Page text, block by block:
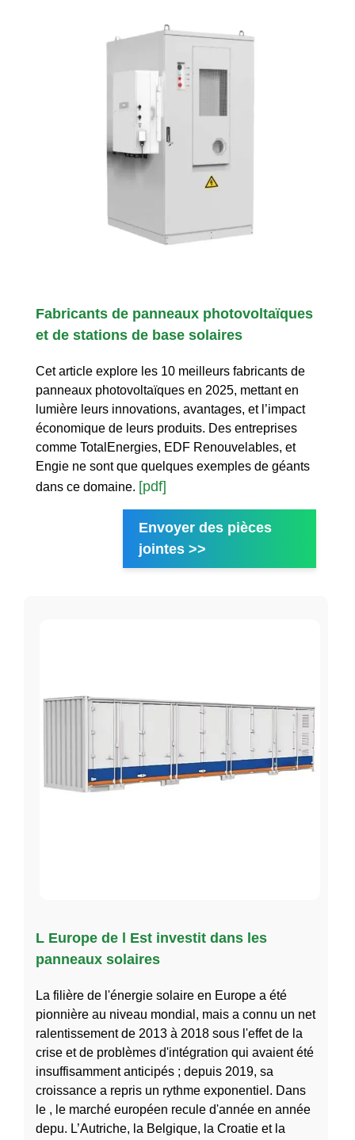
Fabricants de panneaux photovoltaïques
et de stations de base solaires
Cet article explore les 10 meilleurs fabricants de
panneaux photovoltaïques en 2025, mettant en
lumière leurs innovations, avantages, et l’impact
économique de leurs produits. Des entreprises
comme TotalEnergies, EDF Renouvelables, et
Engie ne sont que quelques exemples de géants
dans ce domaine. [pdf]
Envoyer des pièces
jointes >>
L Europe de l Est investit dans les
panneaux solaires
La filière de l'énergie solaire en Europe a été
pionnière au niveau mondial, mais a connu un net
ralentissement de 2013 à 2018 sous l'effet de la
crise et de problèmes d'intégration qui avaient été
insuffisamment anticipés ; depuis 2019, sa
croissance a repris un rythme exponentiel. Dans
le , le marché européen recule d'année en année
depu. L’Autriche, la Belgique, la Croatie et la